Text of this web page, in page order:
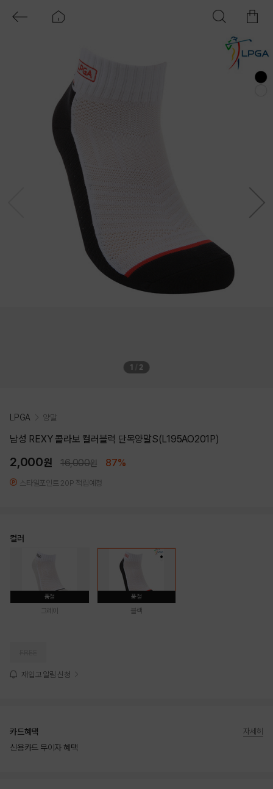
1 2
LPGA 양말
남성 REXY 콜라보 컬러블럭 단목양말S(L195AO201P)
2,000원 16,000원 87%
스타일포인트 20P 적립예정
컬러
품절
그레이
품절
블랙
재입고 알림 신청
카드혜택
신용카드 무이자 혜택
자세히